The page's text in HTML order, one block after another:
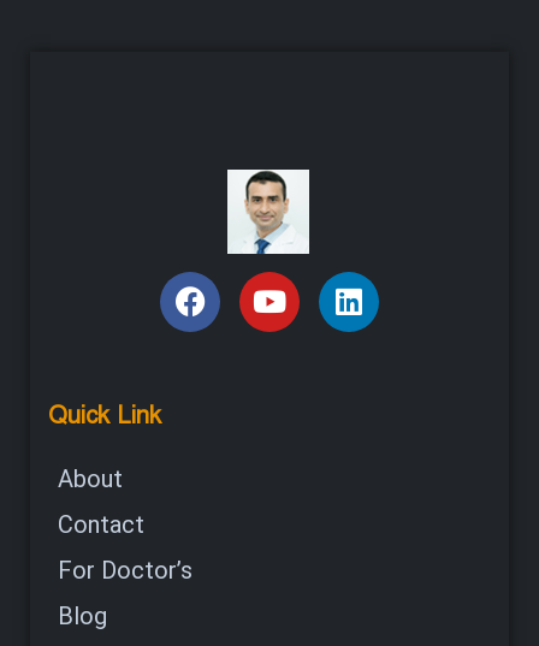
Quick Link
About
Contact
For Doctor’s
Blog